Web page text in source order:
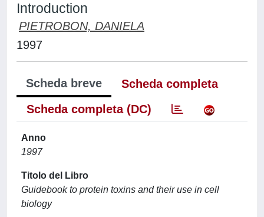
Introduction
PIETROBON, DANIELA
1997
Scheda breve
Scheda completa
Scheda completa (DC)
Anno
1997
Titolo del Libro
Guidebook to protein toxins and their use in cell
biology